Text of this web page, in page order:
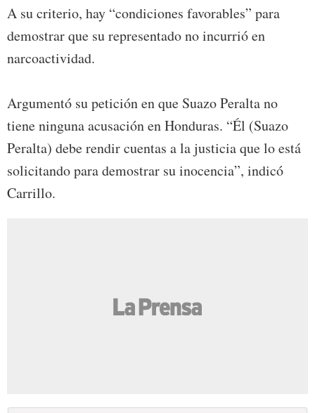
A su criterio, hay “condiciones favorables” para
demostrar que su representado no incurrió en
narcoactividad.
Argumentó su petición en que Suazo Peralta no
tiene ninguna acusación en Honduras. “Él (Suazo
Peralta) debe rendir cuentas a la justicia que lo está
solicitando para demostrar su inocencia”, indicó
Carrillo.